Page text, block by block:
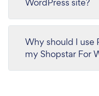
Why should I use
my Shopstar For